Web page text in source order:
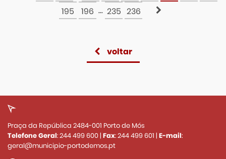
195
196 ... 235 236
voltar
Praça da República 2484-001 Porto de Mós
Telefone Geral:244 499 600| Fax:244 499 601 | E-mail:
geral@municipio-portodemos.pt